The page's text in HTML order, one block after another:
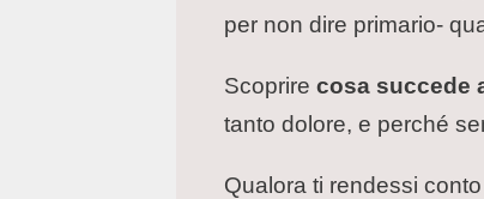
per non dire primario-
Scoprire cosa succede
tanto dolore, e perché
Qualora ti rendessi